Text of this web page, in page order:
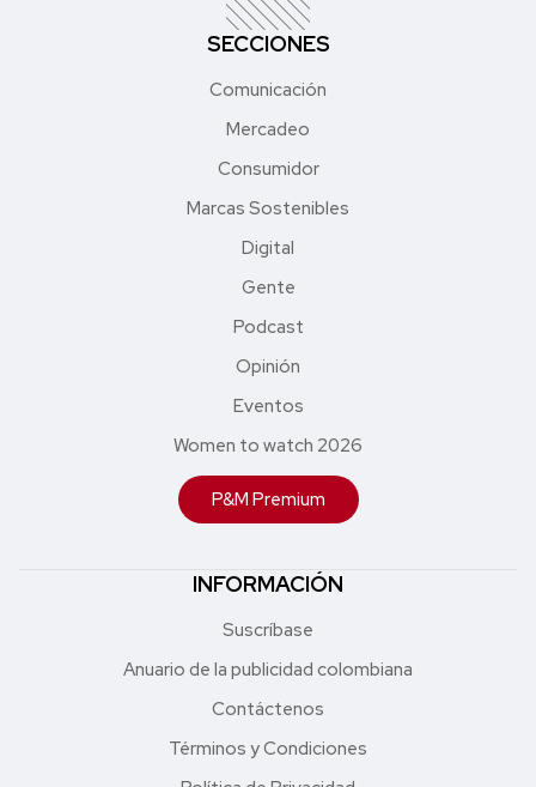
SECCIONES
Comunicación
Mercadeo
Consumidor
Marcas Sostenibles
Digital
Gente
Podcast
Opinión
Eventos
Women to watch 2026
P&M Premium
INFORMACIÓN
Suscríbase
Anuario de la publicidad colombiana
Contáctenos
Términos y Condiciones